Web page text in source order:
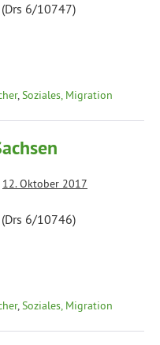
6/10747)
,Soziales, Migration
12. Oktober 2017
6/10746)
,Soziales, Migration